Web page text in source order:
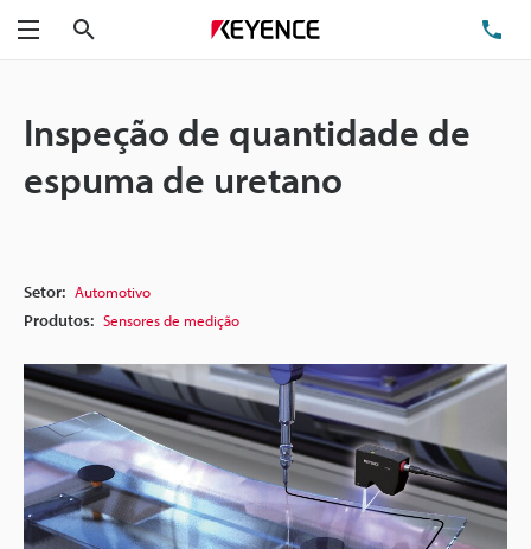
Menu
Inspeção de quantidade de
espuma de uretano
Setor: Automotivo
Produtos: Sensores de medição